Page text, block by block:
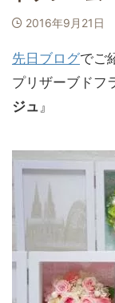
2016年9月21日
先日ブログでご
プリザーブドフ
ジュ』